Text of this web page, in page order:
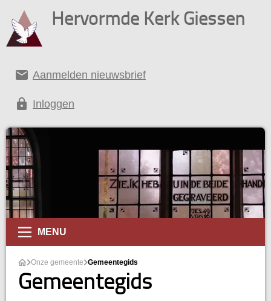
Hervormde Kerk Giessen
email Aanmelden nieuwsbrief
lock Inloggen
MENU
Onze gemeente Gemeentegids
Gemeentegids